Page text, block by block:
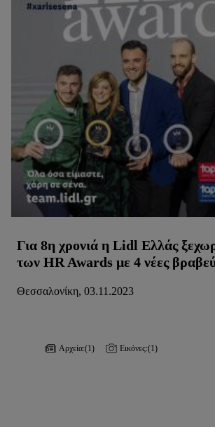
Για 8η χρονιά η Lidl Ελλάς
των HR Awards με 4 νέες
Θεσσαλονίκη, 03.11.2023
Αρχεία:(1) Εικόνες:(1)